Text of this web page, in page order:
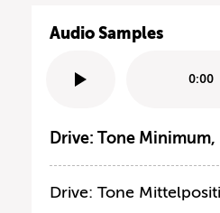
Audio Samples
0:00
Drive: Tone Minimum,
Drive: Tone